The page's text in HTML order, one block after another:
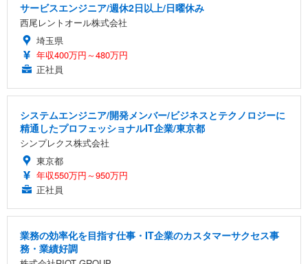
サービスエンジニア/週休2日以上/日曜休み
西尾レントオール株式会社
埼玉県
年収400万円～480万円
正社員
システムエンジニア/開発メンバー/ビジネスとテクノロジーに
精通したプロフェッショナルIT企業/東京都
シンプレクス株式会社
東京都
年収550万円～950万円
正社員
業務の効率化を目指す仕事・IT企業のカスタマーサクセス事
務・業績好調